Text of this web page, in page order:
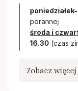
porannej
środa i
16.30 (czas
Zobacz więcej